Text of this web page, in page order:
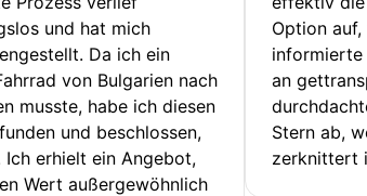
und hat mich
Da ich ein
von Bulgarien nach
musste, habe ich diesen
und beschlossen,
Ich erhielt ein Angebot,
Wert außergewöhnlich
Option
informierte
an
Stern ab,
zerknittert